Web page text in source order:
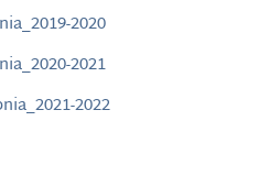
2020
2021
2022